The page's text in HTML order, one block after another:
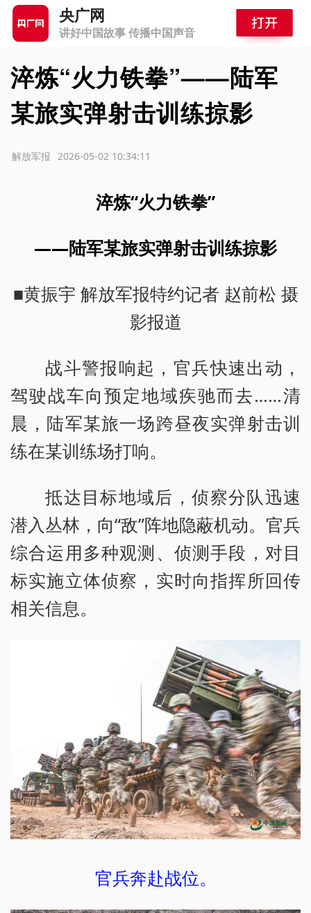
央广网
讲好中国故事 传播中国声音
淬炼“火力铁拳”——陆军
某旅实弹射击训练掠影
2026-05-02 10:34:11
解放军报
淬炼“火力铁拳”
——陆军某旅实弹射击训练掠影
■黄振宇 解放军报特约记者 赵前松 摄
影报道
战斗警报响起，官兵快速出动，
驾驶战车向预定地域疾驰而去……清
晨，陆军某旅一场跨昼夜实弹射击训
练在某训练场打响。
抵达目标地域后，侦察分队迅速
潜入丛林，向“敌”阵地隐蔽机动。官兵
综合运用多种观测、侦测手段，对目
标实施立体侦察，实时向指挥所回传
相关信息。
官兵奔赴战位。